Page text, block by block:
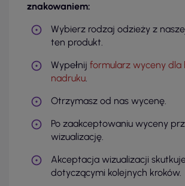
znakowaniem:
Wybierz rodzaj odzieży z
ten produkt.
Wypełnij formularz wyceny dla
nadruku.
Otrzymasz od nas wycenę.
Po zaakceptowaniu wyceny
wizualizację.
Akceptacja wizualizacji
dotyczącymi kolejnych kroków.